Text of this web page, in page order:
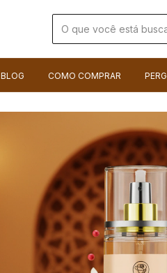
BLOG COMO COMPRAR